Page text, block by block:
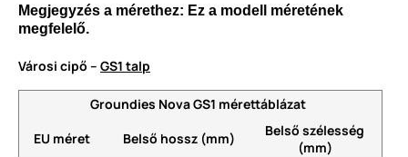
Megjegyzés a mérethez: Ez a modell méretének
megfelelő.
Városi cipő – GS1 talp
Groundies Nova GS1 mérettáblázat
EU méret
Belső hossz (mm)
Belső szélesség
(mm)